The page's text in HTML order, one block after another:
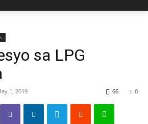
sa LPG
1, 2019 0
66